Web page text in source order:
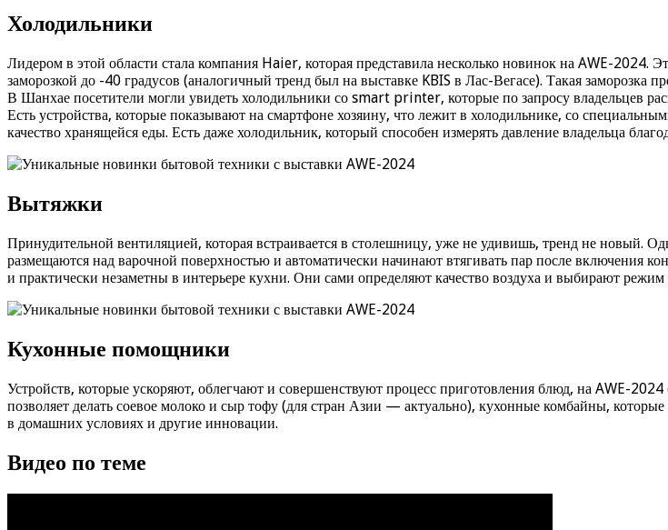
Холодильники
Лидером в этой области стала компания Haier, которая представила несколько новинок на AWE-2024.
заморозкой до -40 градусов (аналогичный тренд был на выставке KBIS в Лас-Вегасе). Такая заморозка
В Шанхае посетители могли увидеть холодильники со smart printer, которые по запросу владельцев
Есть устройства, которые показывают на смартфоне хозяину, что лежит в холодильнике, со
качество хранящейся еды. Есть даже холодильник, который способен измерять давление владельца
Вытяжки
Принудительной вентиляцией, которая встраивается в столешницу, уже не удивишь, тренд не новый.
размещаются над варочной поверхностью и автоматически начинают втягивать пар после включения
и практически незаметны в интерьере кухни. Они сами определяют качество воздуха и выбирают режим
Кухонные помощники
Устройств, которые ускоряют, облегчают и совершенствуют процесс приготовления блюд, на AWE-
позволяет делать соевое молоко и сыр тофу (для стран Азии — актуально), кухонные комбайны,
в домашних условиях и другие инновации.
Видео по теме